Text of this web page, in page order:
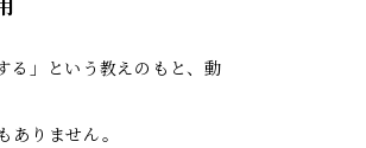
る」という教えのもと、動
ありません。